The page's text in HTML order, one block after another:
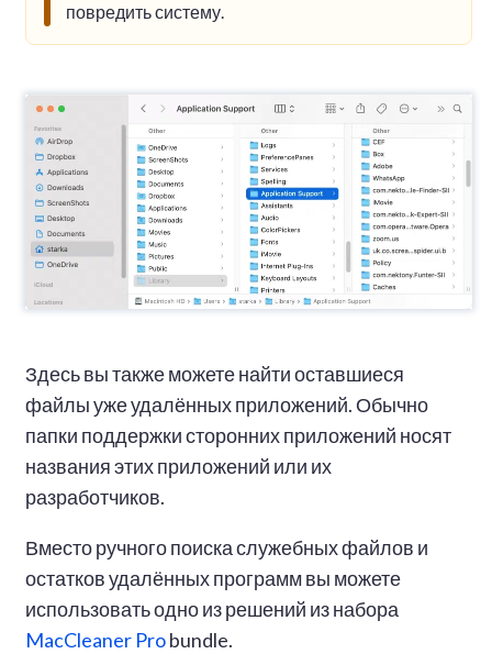
повредить систему.
Здесь вы также можете найти оставшиеся
файлы уже удалённых приложений. Обычно
папки поддержки сторонних приложений носят
названия этих приложений или их
разработчиков.
Вместо ручного поиска служебных файлов и
остатков удалённых программ вы можете
использовать одно из решений из набора
MacCleaner Probundle.